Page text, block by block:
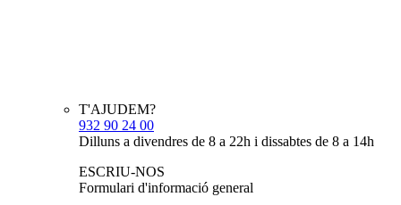
T'AJUDEM?
932 90 24 00
Dilluns a divendres de 8 a 22h i dissabtes de 8 a 14h
ESCRIU-NOS
Formulari d'informació general